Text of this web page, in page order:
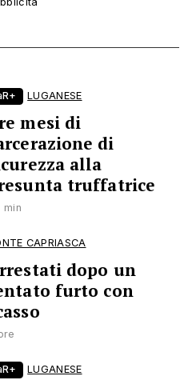
LUGANESE
mesi di
di
alla
truffatrice
min
CAPRIASCA
dopo un
furto con
LUGANESE